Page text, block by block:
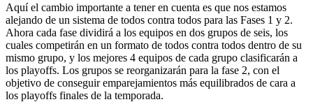
Aquí el cambio importante a tener en cuenta es que nos estamos
alejando de un sistema de todos contra todos para las Fases 1 y 2.
Ahora cada fase dividirá a los equipos en dos grupos de seis, los
cuales competirán en un formato de todos contra todos dentro de su
mismo grupo, y los mejores 4 equipos de cada grupo clasificarán a
los playoffs. Los grupos se reorganizarán para la fase 2, con el
objetivo de conseguir emparejamientos más equilibrados de cara a
los playoffs finales de la temporada.